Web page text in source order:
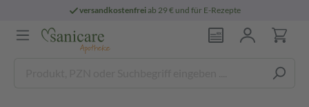
versandkostenfreiab 29 € und für E-Rezepte